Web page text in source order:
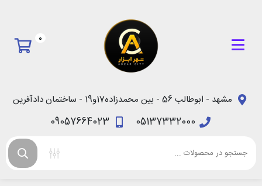
0
مشهد - ابوطالب 56 - بین محمدزاده17و19 - ساختمان دادآفرین
05137332000
09057664023